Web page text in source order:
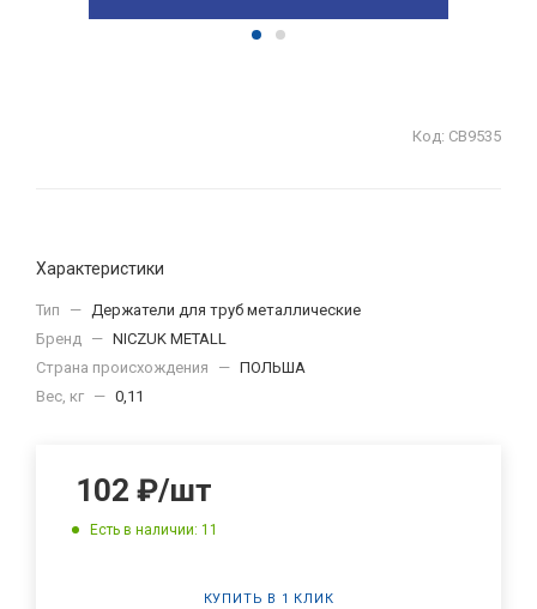
Код: СВ9535
Характеристики
Тип — Держатели для труб металлические
Бренд — NICZUK METALL
Страна происхождения
— ПОЛЬША
Вес, кг — 0,11
102 ₽/шт
Есть в наличии: 11
КУПИТЬ В 1 КЛИК